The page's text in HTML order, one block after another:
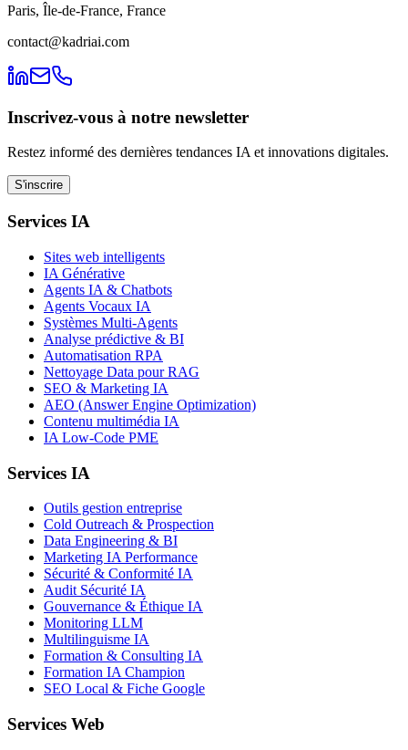
Paris, Île-de-France, France
contact@kadriai.com
Inscrivez-vous à notre newsletter
Restez informé des dernières tendances IA et innovations digitales.
S'inscrire
Services IA
Sites web intelligents
IA Générative
Agents IA & Chatbots
Agents Vocaux IA
Systèmes Multi-Agents
Analyse prédictive & BI
Automatisation RPA
Nettoyage Data pour RAG
SEO & Marketing IA
AEO (Answer Engine Optimization)
Contenu multimédia IA
IA Low-Code PME
Services IA
Outils gestion entreprise
Cold Outreach & Prospection
Data Engineering & BI
Marketing IA Performance
Sécurité & Conformité IA
Audit Sécurité IA
Gouvernance & Éthique IA
Monitoring LLM
Multilinguisme IA
Formation & Consulting IA
Formation IA Champion
SEO Local & Fiche Google
Services Web